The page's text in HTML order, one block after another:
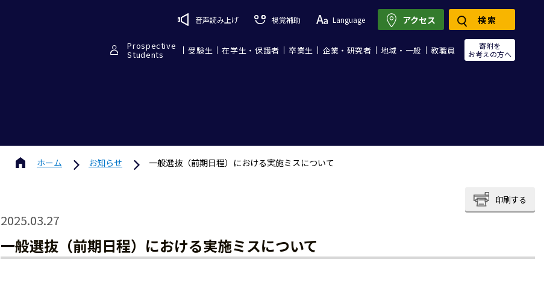
音声読み上げ 視覚補助 Language
Prospective
Students 受験生 在学生・保護者 卒業生 企業・研究者 地域・一般 教職員
寄附を
お考えの方へ
アクセス 検索
ホーム お知らせ 一般選抜（前期日程）における実施ミスについて
印刷する
2025.03.27
一般選抜（前期日程）における実施ミスについて